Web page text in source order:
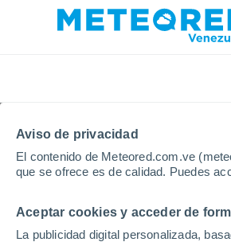
Aviso de privacidad
El contenido de Meteored.com.ve
que se ofrece es de calidad. Puedes
Aceptar cookies y acceder de
La publicidad digital personalizada,
Inicio Modelos Modelos